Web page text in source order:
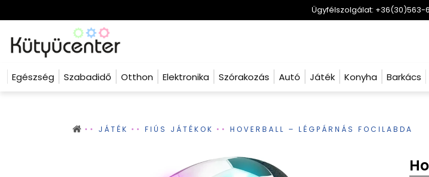
Ügyfélszolgálat: +36(30)563-
Egészség Szabadidő Otthon Elektronika Szórakozás Autó Játék Konyha Barkács
JÁTÉK FIÚS JÁTÉKOK HOVERBALL – LÉGPÁRNÁS FOCILABDA